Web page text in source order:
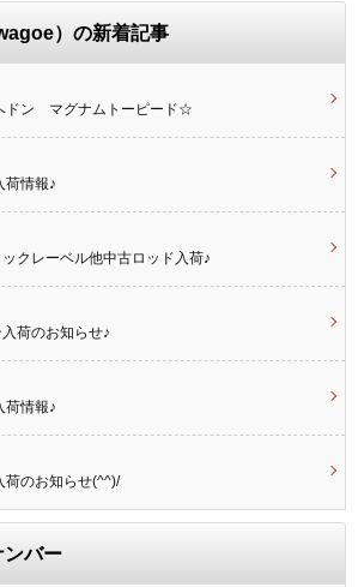
）の新着記事
ドン マグナムトーピード☆
情報♪
クレーベル他中古ロッド入荷♪
荷のお知らせ♪
情報♪
のお知らせ(^^)/
ンバー